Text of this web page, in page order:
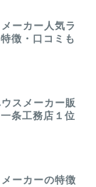
ーカー人気ラ
徴・口コミも
スメーカー販
条工務店１位
ーカーの特徴